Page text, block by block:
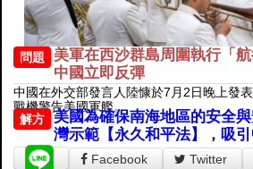
問題
美軍在西沙群島周圍執行「
中國立即反彈
中國在外交部發言人陸慷於7月2日晚上發
戰機警告美國軍艦。
解方
美國為確保南海地區的安全
灣示範【永久和平法】，吸
Facebook Twitter